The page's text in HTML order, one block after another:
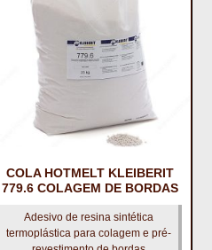
COLA HOTMELT KLEIBERIT
779.6 COLAGEM DE BORDAS
Adesivo de resina sintética
termoplástica para colagem e pré-